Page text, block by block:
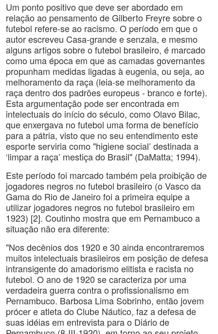
Um ponto positivo que deve ser abordado em
relação ao pensamento de Gilberto Freyre sobre o
futebol refere-se ao racismo. O período em que o
autor escreveu Casa-grande e senzala, e mesmo
alguns artigos sobre o futebol brasileiro, é marcado
como uma época em que as camadas governantes
propunham medidas ligadas à eugenia, ou seja, ao
melhoramento da raça (leia-se melhoramento da
raça dentro dos padrões europeus - branco e forte).
Esta argumentação pode ser encontrada em
intelectuais do início do século, como Olavo Bilac,
que enxergava no futebol uma forma de benefício
para a pátria, visto que no seu entendimento este
esporte serviria como "higiene social’ destinada a
‘limpar a raça’ mestiça do Brasil" (DaMatta; 1994).
Este período foi marcado também pela proibição de
jogadores negros no futebol brasileiro (o Vasco da
Gama do Rio de Janeiro foi a primeira equipe a
utilizar jogadores negros no futebol brasileiro em
1923) [2]. Coutinho mostra que em Pernambuco a
situação não era diferente:
"Nos decênios dos 1920 e 30 ainda encontraremos
muitos intelectuais brasileiros em posição de defesa
intransigente do amadorismo elitista e racista no
futebol. O ano de 1920 se caracteriza por uma
verdadeira guerra contra o profissionalismo em
Pernambuco. Barbosa Lima Sobrinho, então jovem
prócer e atleta do Clube Náutico, faz a defesa de
suas idéias em entrevista para o Diário de